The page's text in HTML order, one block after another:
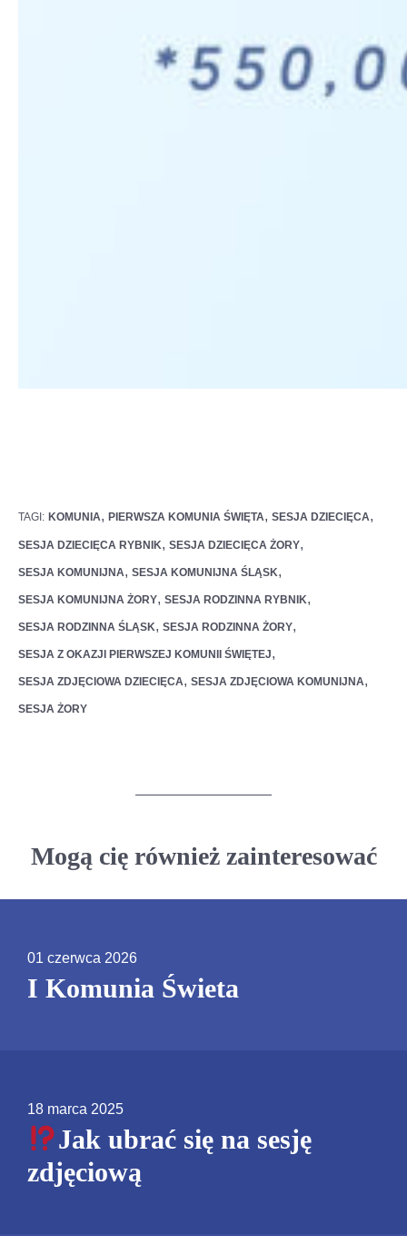
TAGI: KOMUNIA, PIERWSZA KOMUNIA ŚWIĘTA, SESJA DZIECIĘCA,
SESJA DZIECIĘCA RYBNIK, SESJA DZIECIĘCA ŻORY,
SESJA KOMUNIJNA, SESJA KOMUNIJNA ŚLĄSK,
SESJA KOMUNIJNA ŻORY, SESJA RODZINNA RYBNIK,
SESJA RODZINNA ŚLĄSK, SESJA RODZINNA ŻORY,
SESJA Z OKAZJI PIERWSZEJ KOMUNII ŚWIĘTEJ,
SESJA ZDJĘCIOWA DZIECIĘCA, SESJA ZDJĘCIOWA KOMUNIJNA,
SESJA ŻORY
Mogą cię również zainteresować
01 czerwca 2026
I Komunia Świeta
18 marca 2025
Jak ubrać się na sesję
zdjęciową